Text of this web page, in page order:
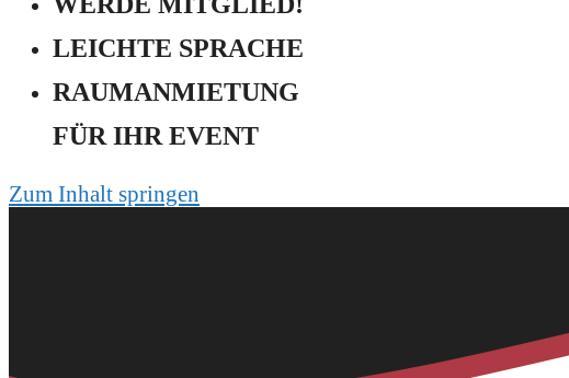
LEICHTE SPRACHE
RAUMANMIETUNG
FÜR IHR EVENT
Zum Inhalt springen